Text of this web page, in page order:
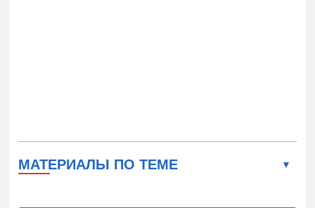
МАТЕРИАЛЫ ПО ТЕМЕ